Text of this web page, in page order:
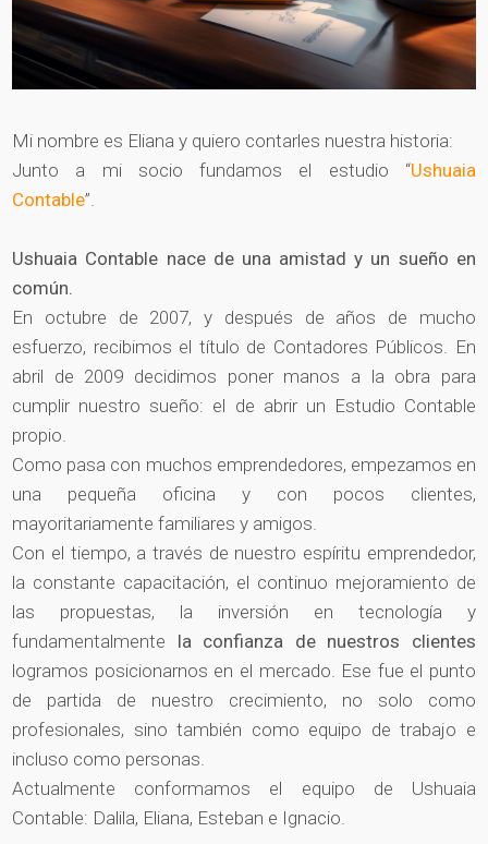
Mi nombre es Eliana y quiero contarles nuestra historia:
Junto a mi socio fundamos el estudio “Ushuaia
Contable”.
Ushuaia Contable nace de una amistad y un sueño en
común.
En octubre de 2007, y después de años de mucho
esfuerzo, recibimos el título de Contadores Públicos. En
abril de 2009 decidimos poner manos a la obra para
cumplir nuestro sueño: el de abrir un Estudio Contable
propio.
Como pasa con muchos emprendedores, empezamos en
una pequeña oficina y con pocos clientes,
mayoritariamente familiares y amigos.
Con el tiempo, a través de nuestro espíritu emprendedor,
la constante capacitación, el continuo mejoramiento de
las propuestas, la inversión en tecnología y
fundamentalmente la confianza de nuestros clientes
logramos posicionarnos en el mercado. Ese fue el punto
de partida de nuestro crecimiento, no solo como
profesionales, sino también como equipo de trabajo e
incluso como personas.
Actualmente conformamos el equipo de Ushuaia
Contable: Dalila, Eliana, Esteban e Ignacio.